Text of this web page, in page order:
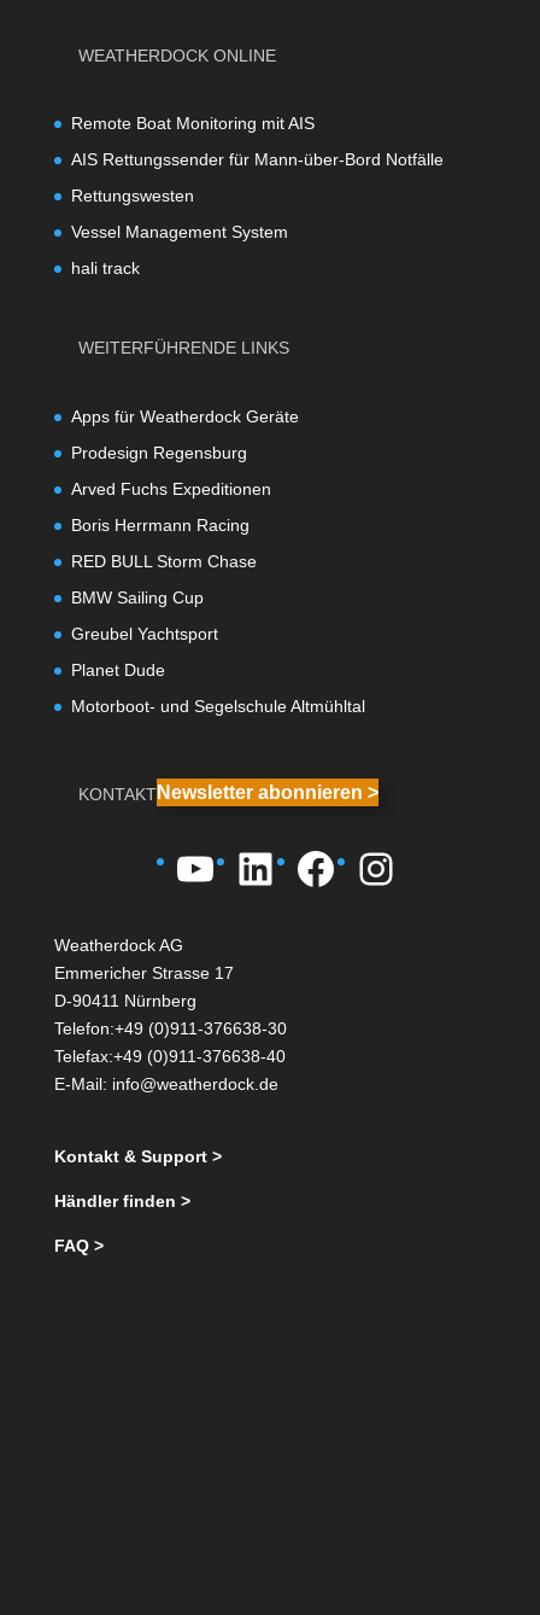
WEATHERDOCK ONLINE
Remote Boat Monitoring mit AIS
AIS Rettungssender für Mann-über-Bord Notfälle
Rettungswesten
Vessel Management System
hali track
WEITERFÜHRENDE LINKS
Apps für Weatherdock Geräte
Prodesign Regensburg
Arved Fuchs Expeditionen
Boris Herrmann Racing
RED BULL Storm Chase
BMW Sailing Cup
Greubel Yachtsport
Planet Dude
Motorboot- und Segelschule Altmühltal
KONTAKTNewsletter abonnieren >
YouTube
LinkedIn
Facebook
Weatherdock AG
Emmericher Strasse 17
D-90411 Nürnberg
Telefon:+49 (0)911-376638-30
Telefax:+49 (0)911-376638-40
E-Mail: info@weatherdock.de
Kontakt & Support >
Händler finden >
FAQ >